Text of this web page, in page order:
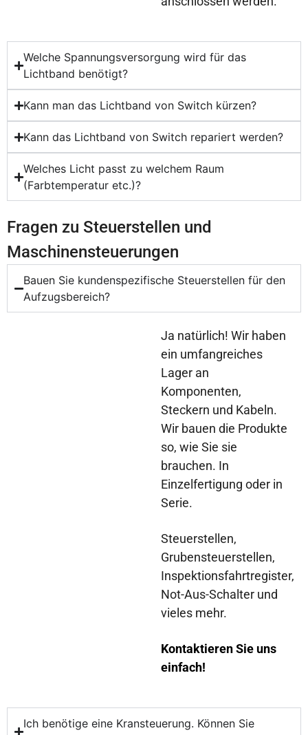
Welche Spannungsversorgung wird für das
Lichtband benötigt?
Kann man das Lichtband von Switch kürzen?
Kann das Lichtband von Switch repariert werden?
Welches Licht passt zu welchem Raum
(Farbtemperatur etc.)?
Fragen zu Steuerstellen und
Maschinensteuerungen
Bauen Sie kundenspezifische Steuerstellen für den
Aufzugsbereich?
Ja natürlich! Wir haben
ein umfangreiches
Lager an
Komponenten,
Steckern und Kabeln.
Wir bauen die Produkte
so, wie Sie sie
brauchen. In
Einzelfertigung oder in
Serie.
Steuerstellen,
Grubensteuerstellen,
Inspektionsfahrtregister,
Not-Aus-Schalter und
vieles mehr.
Kontaktieren Sie uns
einfach!
Ich benötige eine Kransteuerung. Können Sie